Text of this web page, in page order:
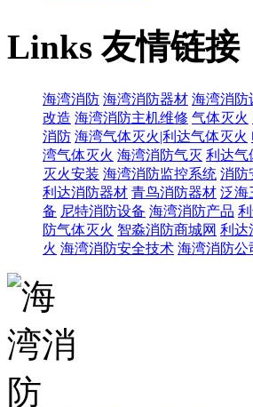
Links友情链接
海湾消防 海湾消防器材 海湾消防
改造 海湾消防主机维修 气体灭火
消防 海湾气体灭火|利达气体灭火
湾气体灭火 海湾消防气灭 利达气
灭火安装 海湾消防监控系统 消防
利达消防器材 青鸟消防器材 泛海
备 尼特消防设备 海湾消防产品
防气体灭火 智淼消防商城网 利达
火 海湾消防安全技术 海湾消防公